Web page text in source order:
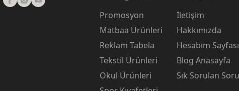
Promosyon
Matbaa Ürünleri
Reklam Tabela
Tekstil Ürünleri
Okul Ürünleri
İletişim
Hakkımızda
Hesabım Sayfası
Blog Anasayfa
Sık Sorulan